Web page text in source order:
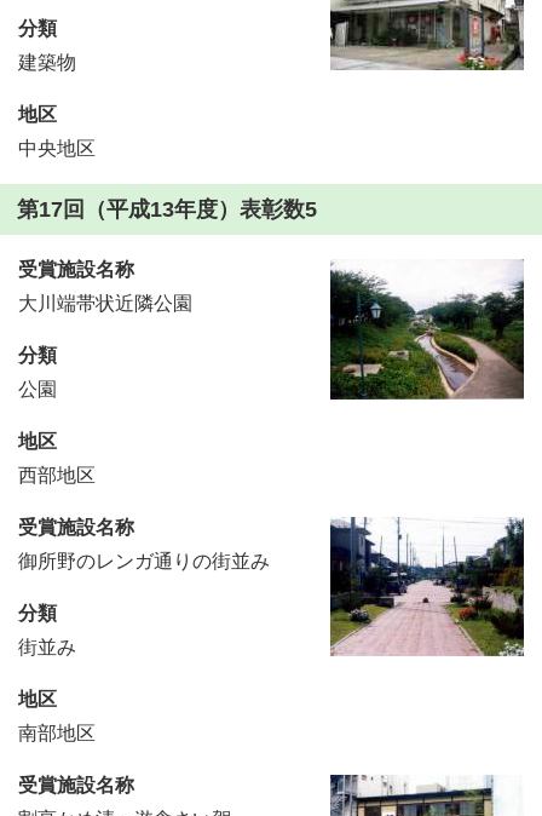
分類
建築物
地区
中央地区
第17回（平成13年度）表彰数5
受賞施設名称
大川端帯状近隣公園
分類
公園
地区
西部地区
受賞施設名称
御所野のレンガ通りの街並み
分類
街並み
地区
南部地区
受賞施設名称